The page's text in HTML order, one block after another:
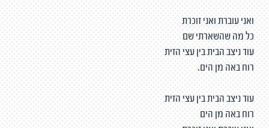
ואני עוברת ואני זוכרת
כל מה שהשארתי שם
עוד ניצב הבית בין עצי הזית
רוח באה מן הים.
עוד ניצב הבית בין עצי הזית
רוח באה מן הים